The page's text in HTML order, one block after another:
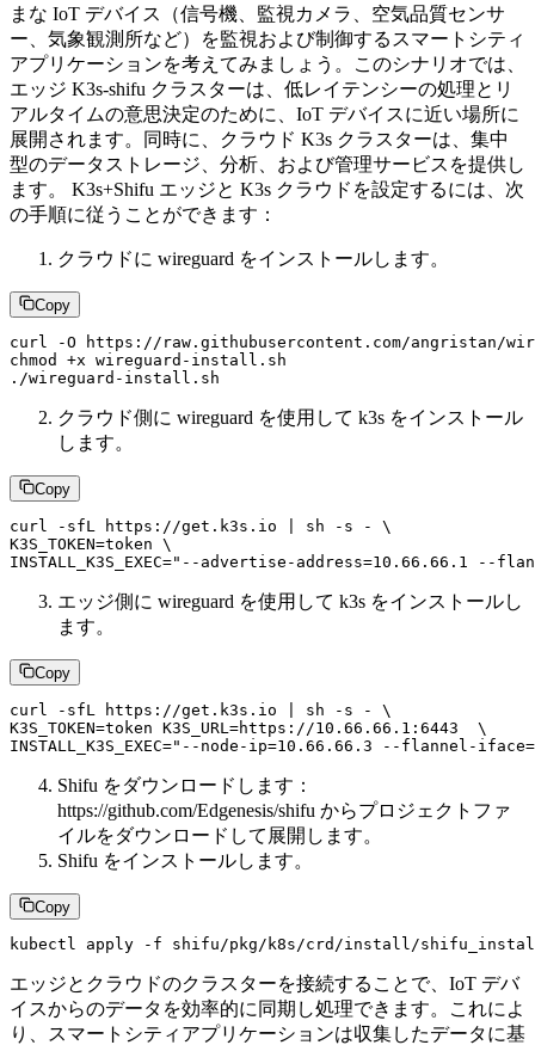
まな IoT デバイス（信号機、監視カメラ、空気品質センサ
ー、気象観測所など）を監視および制御するスマートシティ
アプリケーションを考えてみましょう。このシナリオでは、
エッジ K3s-shifu クラスターは、低レイテンシーの処理とリ
アルタイムの意思決定のために、IoT デバイスに近い場所に
展開されます。同時に、クラウド K3s クラスターは、集中
型のデータストレージ、分析、および管理サービスを提供し
ます。 K3s+Shifu エッジと K3s クラウドを設定するには、次
の手順に従うことができます：
クラウドに wireguard をインストールします。
Copy
curl -O https://raw.githubusercontent.com/angristan/
chmod +x wireguard-install.sh
クラウド側に wireguard を使用して k3s をインストール
します。
Copy
curl -sfL https://get.k3s.io | sh -s - \
K3S_TOKEN=token \
エッジ側に wireguard を使用して k3s をインストールし
ます。
Copy
curl -sfL https://get.k3s.io | sh -s - \
K3S_TOKEN=token K3S_URL=https://10.66.66.1:6443  \
Shifu をダウンロードします：
https://github.com/Edgenesis/shifu からプロジェクトファ
イルをダウンロードして展開します。
Shifu をインストールします。
Copy
エッジとクラウドのクラスターを接続することで、IoT デバ
イスからのデータを効率的に同期し処理できます。これによ
り、スマートシティアプリケーションは収集したデータに基